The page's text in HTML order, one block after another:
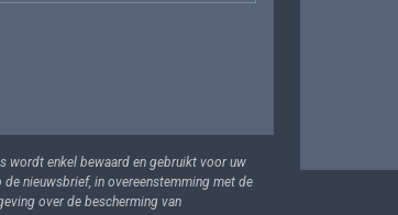
wordt enkel bewaard en gebruikt voor uw
nieuwsbrief, in overeenstemming met de
over de bescherming van